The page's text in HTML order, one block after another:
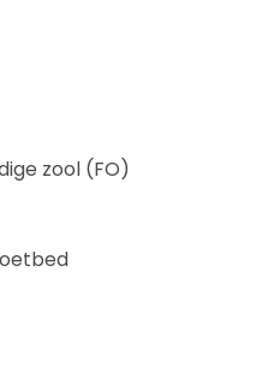
zool (FO)